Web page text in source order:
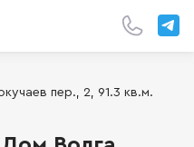
пер., 2, 91.3 кв.м.